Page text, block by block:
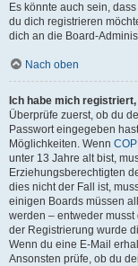
Es könnte auch sein,
du dich registrieren
dich an die Board-
Nach oben
Ich habe mich
Überprüfe zuerst, ob du
Passwort eingegeben
Möglichkeiten. Wenn
unter 13 Jahre alt bist,
Erziehungsberechtigten
dies nicht der Fall ist,
einigen Boards müssen
werden – entweder
der Registrierung wurde
Wenn du eine E-Mail
Ansonsten prüfe, ob du